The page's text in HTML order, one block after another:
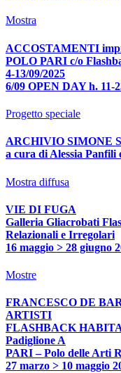
Mostra
ACCOSTAMENTI
POLO PARI c/o
4-13/09/2025
6/09 OPEN DAY h. 11-
Progetto speciale
ARCHIVIO SIMONE
a cura di Alessia Panfili
Mostra diffusa
VIE DI FUGA
Galleria Gliacrobati
Relazionali e Irregolari
16 maggio > 28 giugno
Mostre
FRANCESCO DE
ARTISTI
FLASHBACK
Padiglione A
PARI – Polo delle Arti
27 marzo > 10 maggio